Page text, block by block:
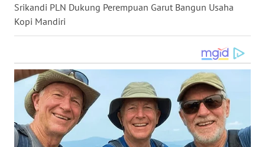
Srikandi PLN Dukung Perempuan Garut Bangun Usaha
Kopi Mandiri
WN
LAMPUNG
WN
JATENG